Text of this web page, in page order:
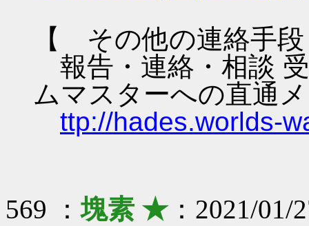
【 その他の連絡手
報告・連絡・相談
ムマスターへの直通
ttp://hades.worlds-
569 ：塊素 ★：2021/01/